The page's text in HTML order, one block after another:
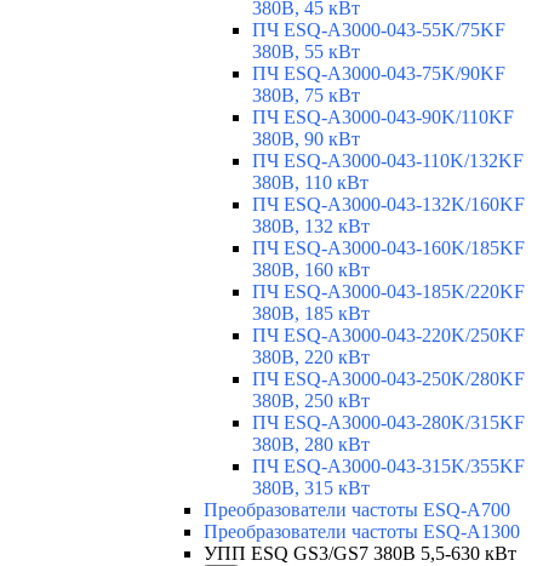
380В, 45 кВт
ПЧ ESQ-A3000-043-55K/75KF
380В, 55 кВт
ПЧ ESQ-A3000-043-75K/90KF
380В, 75 кВт
ПЧ ESQ-A3000-043-90K/110KF
380В, 90 кВт
ПЧ ESQ-A3000-043-110K/132KF
380В, 110 кВт
ПЧ ESQ-A3000-043-132K/160KF
380В, 132 кВт
ПЧ ESQ-A3000-043-160K/185KF
380В, 160 кВт
ПЧ ESQ-A3000-043-185K/220KF
380В, 185 кВт
ПЧ ESQ-A3000-043-220K/250KF
380В, 220 кВт
ПЧ ESQ-A3000-043-250K/280KF
380В, 250 кВт
ПЧ ESQ-A3000-043-280K/315KF
380В, 280 кВт
ПЧ ESQ-A3000-043-315K/355KF
380В, 315 кВт
Преобразователи частоты ESQ-A700
Преобразователи частоты ESQ-A1300
УПП ESQ GS3/GS7 380В 5,5-630 кВт